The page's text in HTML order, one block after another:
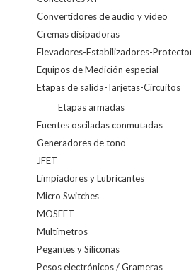
Convertidores de audio y video
Cremas disipadoras
Elevadores-Estabilizadores-
Equipos de Medición especial
Etapas de salida-Tarjetas-Circuitos
Etapas armadas
Fuentes osciladas conmutadas
Generadores de tono
JFET
Limpiadores y Lubricantes
Micro Switches
MOSFET
Multímetros
Pegantes y Siliconas
Pesos electrónicos / Grameras